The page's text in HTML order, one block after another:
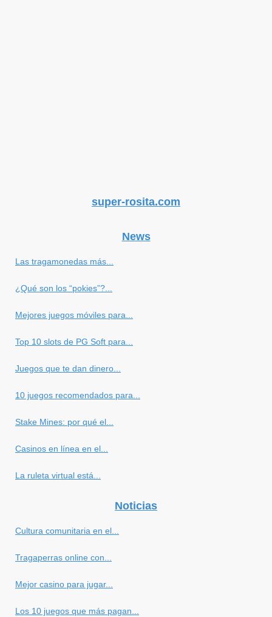
super-rosita.com
News
Las tragamonedas más...
¿Qué son los “pokies”?...
Mejores juegos móviles para...
Top 10 slots de PG Soft para...
Juegos que te dan dinero...
10 juegos recomendados para...
Stake Mines: por qué el...
Casinos en línea en el...
La ruleta virtual está...
Noticias
Cultura comunitaria en el...
Tragaperras online con...
Mejor casino para jugar...
Los 10 juegos que más pagan...